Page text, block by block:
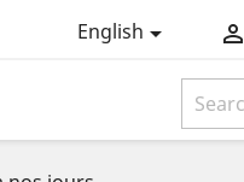
English 